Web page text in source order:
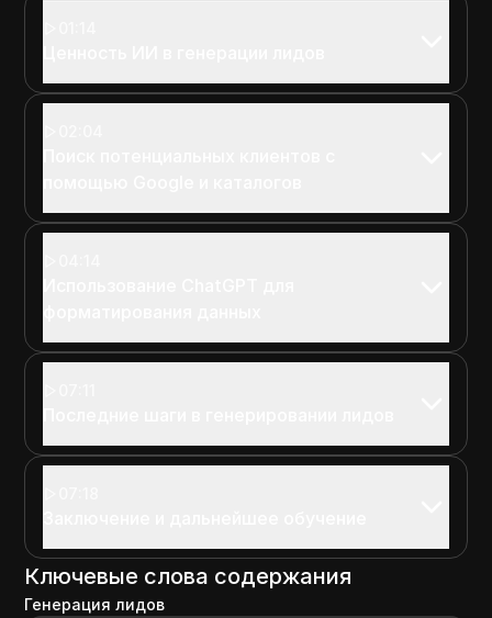
Ключевые слова содержания
Генерация лидов